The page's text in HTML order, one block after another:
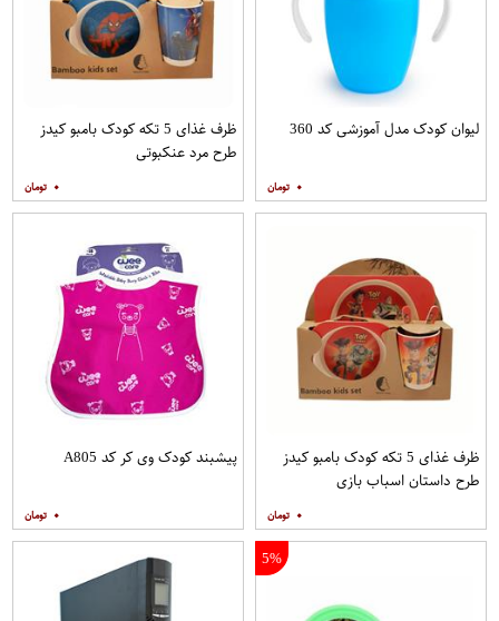
لیوان کودک مدل آموزشی کد 360
۰
ظرف غذای 5 تکه کودک بامبو کیدز
طرح مرد عنکبوتی
۰
ظرف غذای 5 تکه کودک بامبو کیدز
طرح داستان اسباب بازی
۰
پیشبند کودک وی کر کد A805
۰
5%